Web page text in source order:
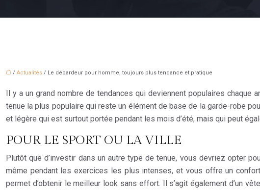
/ Actualités / Le débardeur pour homme, toujours plus tendance et pratique
Il y a un grand nombre de tendances qui deviennent populaires
tenue la plus populaire qui reste un élément de base de la garde-robe
et légère qui est surtout portée pendant les mois d’été, mais qui peut
POUR LE SPORT OU LA VILLE
Plutôt que d’investir dans un autre type de tenue, vous devriez opter
même pendant les exercices les plus intenses, et vous offre un
permet d’obtenir le meilleur look sans effort. Il s’agit également d’un